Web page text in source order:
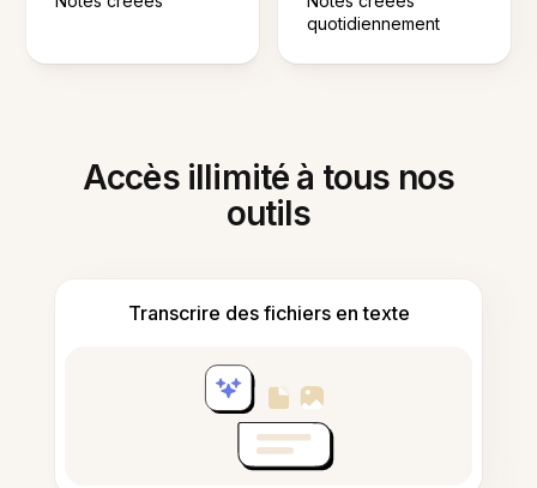
quotidiennement
Accès illimité à tous nos
outils
Transcrire des fichiers en texte